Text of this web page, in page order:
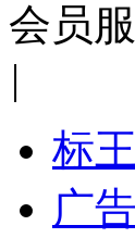
会员
|
标
广